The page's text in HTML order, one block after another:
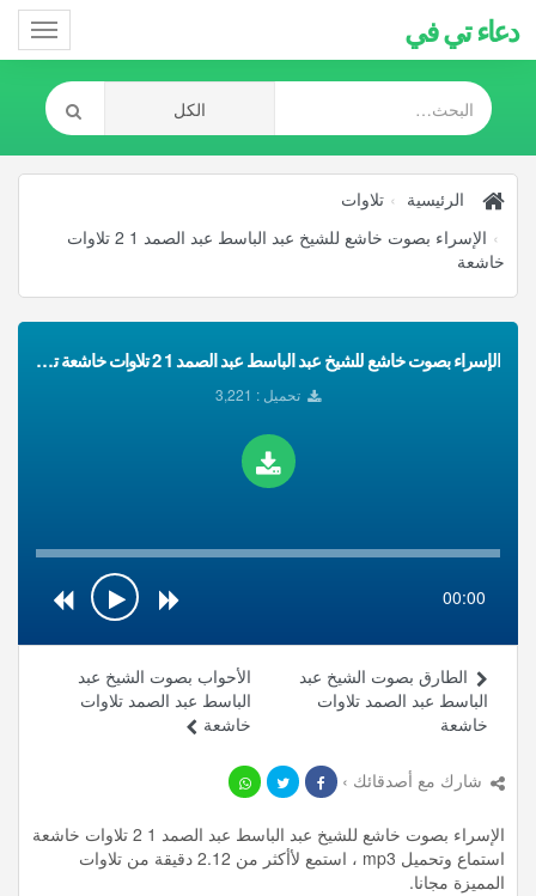
دعاء تي في
الرئيسية
تلاوات
الإسراء بصوت خاشع للشيخ عبد الباسط عبد الصمد 1 2 تلاوات
خاشعة
الإسراء بصوت خاشع للشيخ عبد الباسط عبد الصمد 1 2 تلاوات خاشعة تحميل Mp3
تحميل : 3,221
00:00
الأحواب بصوت الشيخ عبد
الباسط عبد الصمد تلاوات
خاشعة
الطارق بصوت الشيخ عبد
الباسط عبد الصمد تلاوات
خاشعة
شارك مع أصدقائك ›
الإسراء بصوت خاشع للشيخ عبد الباسط عبد الصمد 1 2 تلاوات خاشعة
استماع وتحميل mp3 ، استمع لأأكثر من 2.12 دقيقة من تلاوات
المميزة مجانا.